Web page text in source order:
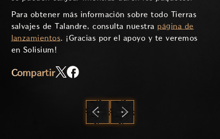
Para obtener más información sobre todo Tierras
salvajes de Talandre, consulta nuestra página de
lanzamientos. ¡Gracias por el apoyo y te veremos
en Solisium!
Compartir